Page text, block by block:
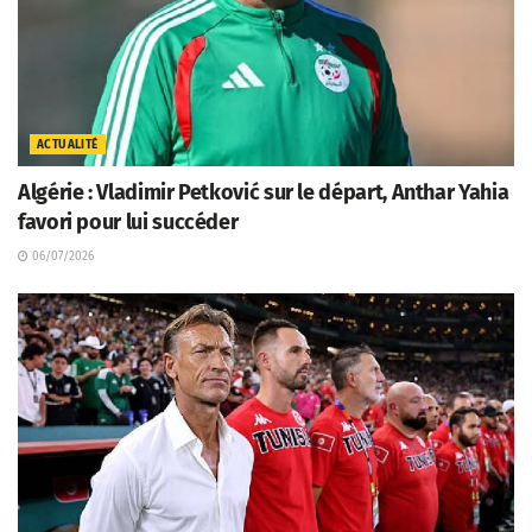
ACTUALITÉ
Algérie : Vladimir Petković sur le départ, Anthar Yahia
favori pour lui succéder
06/07/2026